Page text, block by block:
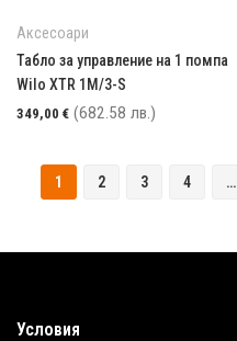
Аксесоари
Табло за управление на 1 помпа
Wilo XTR 1M/3-S
349,00 € (682.58 лв.)
1 2 3 4 …
Условия